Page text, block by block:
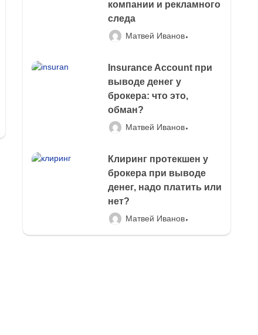
компании и рекламного
следа
Матвей Иванов
Insurance Account при
выводе денег у
брокера: что это,
обман?
Матвей Иванов
Клиринг протекшен у
брокера при выводе
денег, надо платить или
нет?
Матвей Иванов